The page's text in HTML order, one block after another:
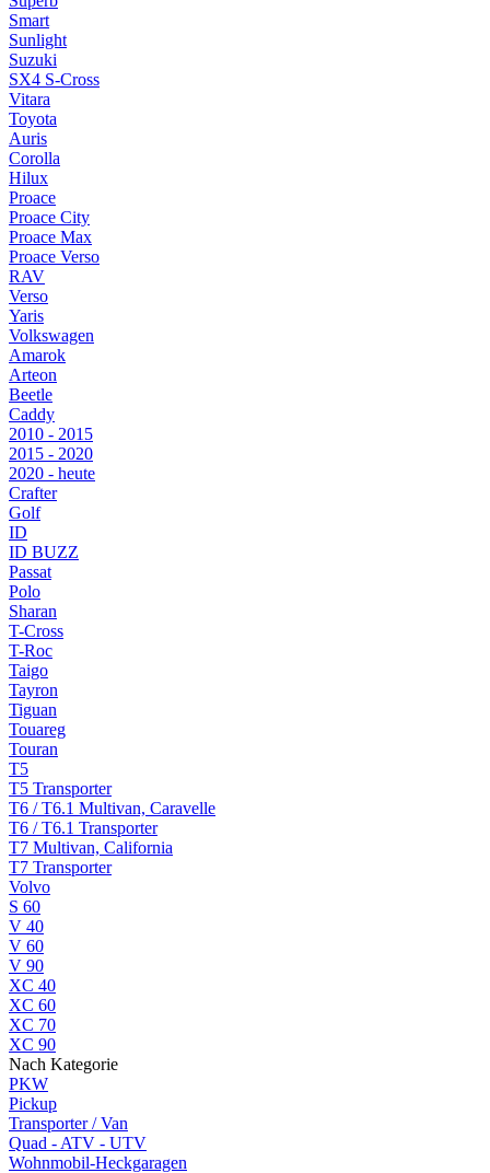
Smart
Sunlight
Suzuki
SX4 S-Cross
Vitara
Toyota
Auris
Corolla
Hilux
Proace
Proace City
Proace Max
Proace Verso
RAV
Verso
Yaris
Volkswagen
Amarok
Arteon
Beetle
Caddy
2010 - 2015
2015 - 2020
2020 - heute
Crafter
Golf
ID
ID BUZZ
Passat
Polo
Sharan
T-Cross
T-Roc
Taigo
Tayron
Tiguan
Touareg
Touran
T5
T5 Transporter
T6 / T6.1 Multivan, Caravelle
T6 / T6.1 Transporter
T7 Multivan, California
T7 Transporter
Volvo
S 60
V 40
V 60
V 90
XC 40
XC 60
XC 70
XC 90
Nach Kategorie
PKW
Pickup
Transporter / Van
Quad - ATV - UTV
Wohnmobil-Heckgaragen